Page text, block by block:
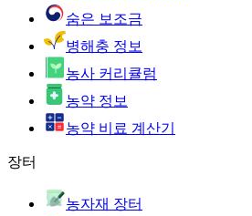
숨은 보조금
병해충 정보
농사 커리큘럼
농약 정보
농약 비료 계산기
장터
농자재 장터